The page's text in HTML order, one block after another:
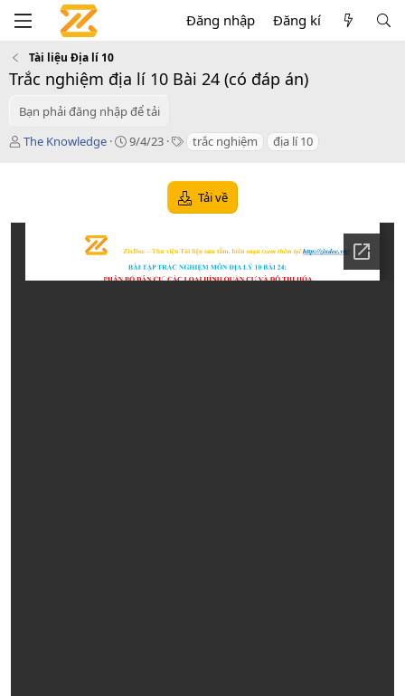
Đăng nhập Đăng kí
Tài liệu Địa lí 10
Trắc nghiệm địa lí 10 Bài 24 (có đáp án)
Bạn phải đăng nhập để tải
T
ả
The Knowledge
C
n
d
9/4/23
T
s
trắc nghiệm địa lí 10
Tải về